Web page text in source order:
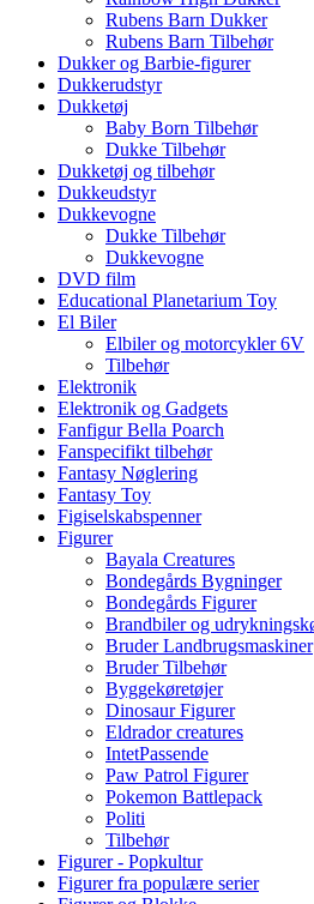
Rubens Barn Dukker
Rubens Barn Tilbehør
Dukker og Barbie-figurer
Dukkerudstyr
Dukketøj
Baby Born Tilbehør
Dukke Tilbehør
Dukketøj og tilbehør
Dukkeudstyr
Dukkevogne
Dukke Tilbehør
Dukkevogne
DVD film
Educational Planetarium Toy
El Biler
Elbiler og motorcykler 6V
Tilbehør
Elektronik
Elektronik og Gadgets
Fanfigur Bella Poarch
Fanspecifikt tilbehør
Fantasy Nøglering
Fantasy Toy
Figiselskabspenner
Figurer
Bayala Creatures
Bondegårds Bygninger
Bondegårds Figurer
Brandbiler og
Bruder Landbrugsmaskiner
Bruder Tilbehør
Byggekøretøjer
Dinosaur Figurer
Eldrador creatures
IntetPassende
Paw Patrol Figurer
Pokemon Battlepack
Politi
Tilbehør
Figurer - Popkultur
Figurer fra populære serier